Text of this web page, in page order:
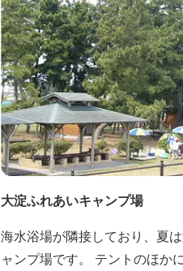
大淀ふれあいキャンプ場
海水浴場が隣接しており、夏
ャンプ場です。 テントのほか